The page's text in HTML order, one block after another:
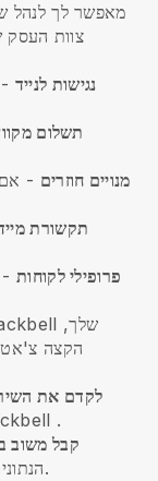
נגישות לנייד
תשלום
מנויים חוזרים -
תקשורת
פרופילי לקוחות -
הקצה
לקדם את
.
קבל משוב
הנתונים שלך ולמטב את העסק שלך בהתאם.